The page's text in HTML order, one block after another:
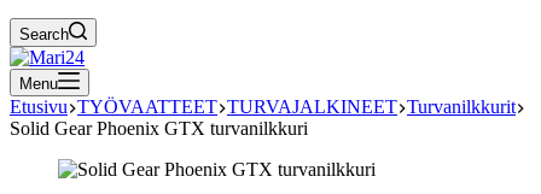
Search
Menu
Etusivu TYÖVAATTEET TURVAJALKINEET Turvanilkkurit
Solid Gear Phoenix GTX turvanilkkuri